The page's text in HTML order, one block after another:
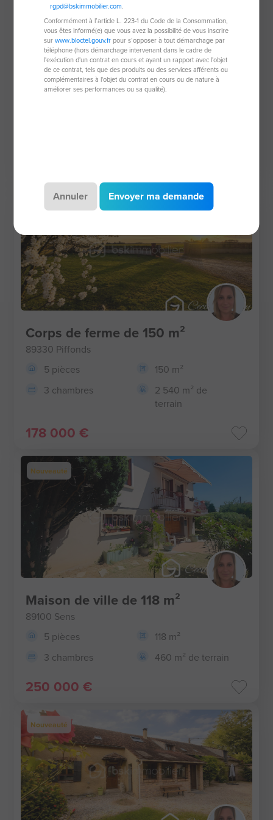
Propriété de 110 m²
89100 Sens
Corps de ferme de 150 m²
89330 Piffonds
5 pièces
150 m²
3 chambres
2 540 m² de
terrain
178 000 €
Nouveauté
Maison de ville de 118 m²
89100 Sens
5 pièces
118 m²
3 chambres
460 m² de terrain
250 000 €
Nouveauté
rgpd@bskimmobilier.com.
Conformément à l’article L. 223-1 du Code de la Consommation,
vous êtes informé(e) que vous avez la possibilité de vous inscrire
surwww.bloctel.gouv.frpour s’opposer à tout démarchage par
téléphone (hors démarchage intervenant dans le cadre de
l'exécution d'un contrat en cours et ayant un rapport avec l'objet
de ce contrat, tels que des produits ou des services afférents ou
complémentaires à l'objet du contrat en cours ou de nature à
améliorer ses performances ou sa qualité).
Annuler Envoyer ma demande